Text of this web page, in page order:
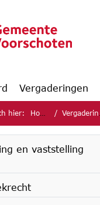
pagina
Vergaderingen
hier: Home Vergaderingen
en vaststelling